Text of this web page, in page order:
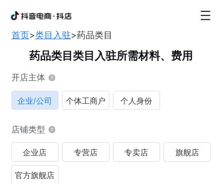
首页>类目入驻>药品类目
药品类目类目入驻所需材料、费用
开店主体
企业/公司 个体工商户 个人身份
店铺类型
企业店 专营店 专卖店 旗舰店
官方旗舰店